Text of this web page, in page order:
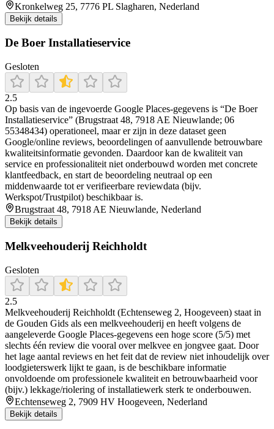
Kronkelweg 25, 7776 PL Slagharen, Nederland
Bekijk details
De Boer Installatieservice
Gesloten
2.5
Op basis van de ingevoerde Google Places-gegevens is “De Boer
Installatieservice” (Brugstraat 48, 7918 AE Nieuwlande; 06
55348434) operationeel, maar er zijn in deze dataset geen
Google/online reviews, beoordelingen of aanvullende betrouwbare
kwaliteitsinformatie gevonden. Daardoor kan de kwaliteit van
service en professionaliteit niet onderbouwd worden met concrete
klantfeedback, en start de beoordeling neutraal op een
middenwaarde tot er verifieerbare reviewdata (bijv.
Werkspot/Trustpilot) beschikbaar is.
Brugstraat 48, 7918 AE Nieuwlande, Nederland
Bekijk details
Melkveehouderij Reichholdt
Gesloten
2.5
Melkveehouderij Reichholdt (Echtenseweg 2, Hoogeveen) staat in
de Gouden Gids als een melkveehouderij en heeft volgens de
aangeleverde Google Places-gegevens een hoge score (5/5) met
slechts één review die vooral over melkvee en jongvee gaat. Door
het lage aantal reviews en het feit dat de review niet inhoudelijk over
loodgieterswerk lijkt te gaan, is de beschikbare informatie
onvoldoende om professionele kwaliteit en betrouwbaarheid voor
(bijv.) lekkage/riolering of installatiewerk sterk te onderbouwen.
Echtenseweg 2, 7909 HV Hoogeveen, Nederland
Bekijk details